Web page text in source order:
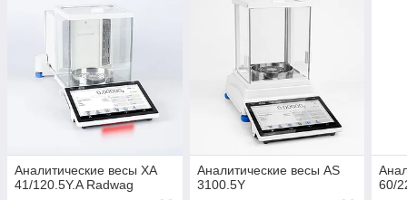
Аналитические весы XA
41/120.5Y.A Radwag
Аналитические весы AS
3100.5Y
60/